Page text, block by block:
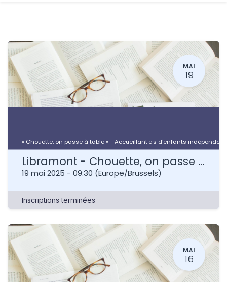
MAI
19
« Chouette, on passe à table » - Accueillant·e·s d'enfants
Libramont - Chouette, on passe à table - Accueillant·e·s d'enfants indépendant·e·s
19 mai 2025 - 09:30 (Europe/Brussels)
Inscriptions terminées
MAI
16